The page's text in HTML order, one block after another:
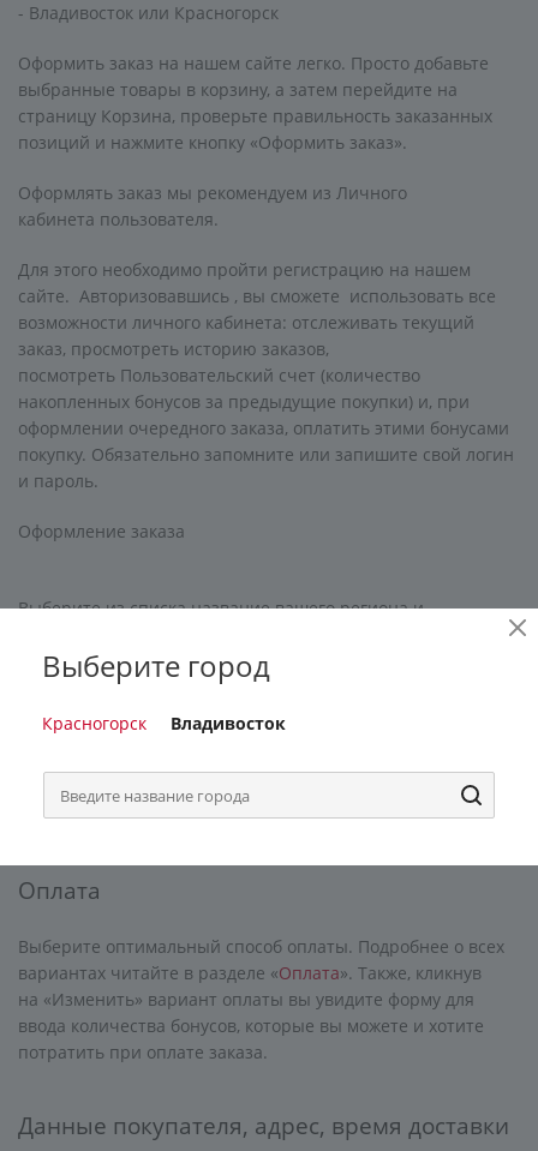
- Владивосток или Красногорск
Оформить заказ на нашем сайте легко. Просто добавьте
выбранные товары в корзину, а затем перейдите на
страницу Корзина, проверьте правильность заказанных
позиций и нажмите кнопку «Оформить заказ».
Оформлять заказ мы рекомендуем из Личного
кабинета пользователя.
Для этого необходимо пройти регистрацию на нашем
сайте. Авторизовавшись , вы сможете использовать все
возможности личного кабинета: отслеживать текущий
заказ, просмотреть историю заказов,
посмотреть Пользовательский счет (количество
накопленных бонусов за предыдущие покупки) и, при
оформлении очередного заказа, оплатить этими бонусами
покупку. Обязательно запомните или запишите свой логин
и пароль.
Оформление заказа
Выберите из списка название вашего региона и
Доставка». Выбирайте удобный для вас вариант доставки
кликнув на «Изменить».
Оплата
Выберите оптимальный способ оплаты. Подробнее о всех
вариантах читайте в разделе «Оплата». Также, кликнув
на «Изменить» вариант оплаты вы увидите форму для
ввода количества бонусов, которые вы можете и хотите
потратить при оплате заказа.
Данные покупателя, адрес, время доставки
Выберите город
Красногорск Владивосток